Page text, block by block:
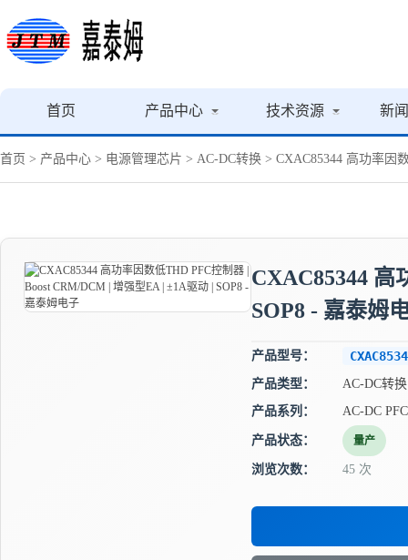
首页 产品中心 技术资源 新
首页 > 产品中心 > 电源管理芯片 > AC-DC转换 > CXAC85344 高功率因
CXAC85344 高
SOP8 - 嘉泰姆
产品型号：
产品类型：
AC-DC转换
产品系列：
AC-DC
产品状态： 量产
浏览次数： 45 次